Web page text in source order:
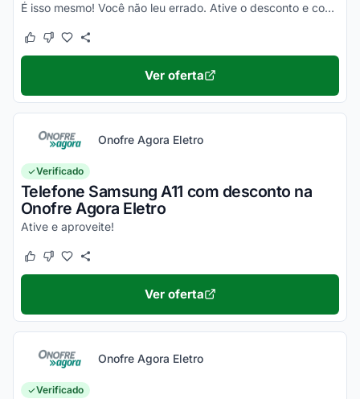
É isso mesmo! Você não leu errado. Ative o desconto e confira essa novidade!
Este cupom funcionou
Este cupom não funcionou
Ver oferta
Onofre Agora Eletro
Verificado
Telefone Samsung A11 com desconto na
Onofre Agora Eletro
Ative e aproveite!
Este cupom funcionou
Este cupom não funcionou
Ver oferta
Onofre Agora Eletro
Verificado